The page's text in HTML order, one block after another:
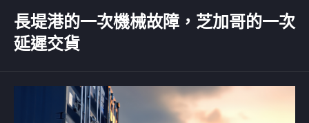
長堤港的一次機械故障，芝加哥的一次
延遲交貨